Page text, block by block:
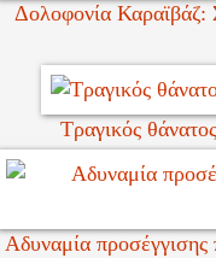
Δολοφονία Καραϊβάζ:
Τραγικός
Αδυναμία προσέγγισης